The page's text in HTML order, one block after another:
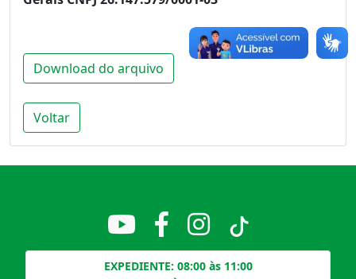
Download do arquivo
Voltar
EXPEDIENTE: 08:00 às 11:00